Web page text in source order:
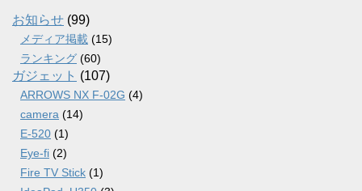
ブ
お知らせ (99)
メディア掲載 (15)
ランキング (60)
ガジェット (107)
ARROWS NX F-02G (4)
camera (14)
E-520 (1)
Eye-fi (2)
Fire TV Stick (1)